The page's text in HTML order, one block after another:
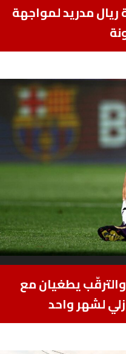
مدريد لمواجهة
القلق والترقّب يطغيان مع
لشهر واحد